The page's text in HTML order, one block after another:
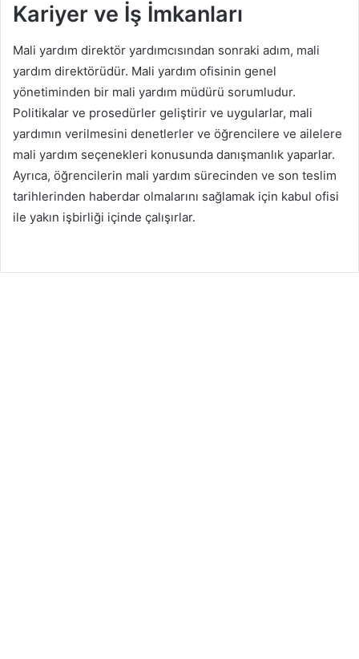
Kariyer ve İş İmkanları
Mali yardım direktör yardımcısından sonraki adım, mali
yardım direktörüdür. Mali yardım ofisinin genel
yönetiminden bir mali yardım müdürü sorumludur.
Politikalar ve prosedürler geliştirir ve uygularlar, mali
yardımın verilmesini denetlerler ve öğrencilere ve ailelere
mali yardım seçenekleri konusunda danışmanlık yaparlar.
Ayrıca, öğrencilerin mali yardım sürecinden ve son teslim
tarihlerinden haberdar olmalarını sağlamak için kabul ofisi
ile yakın işbirliği içinde çalışırlar.